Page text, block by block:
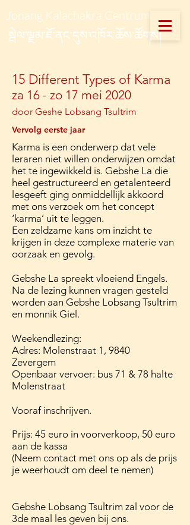
Jonang Kalachakra Centrum
སྦེལ་ལྗམ་ཇོ་ནང་དུས་འཁོར་ཆོས་ཚོགས།
15 Different Types of Karma
za 16 - zo 17 mei 2020
door Geshe Lobsang Tsultrim
Vervolg eerste jaar
Karma is een onderwerp dat vele
leraren niet willen onderwijzen omdat
het te ingewikkeld is. Gebshe La die
heel gestructureerd en getalenteerd
lesgeeft ging onmiddellijk akkoord
met ons verzoek om het concept
‘karma’ uit te leggen.
Een zeldzame kans om inzicht te
krijgen in deze complexe materie van
oorzaak en gevolg.
Gebshe La spreekt vloeiend Engels.
Na de lezing kunnen vragen gesteld
worden aan Gebshe Lobsang Tsultrim
en monnik Giel.
Weekendlezing:
Adres: Molenstraat 1, 9840
Zevergem
Openbaar vervoer: bus 71 & 78 halte
Molenstraat
Vooraf inschrijven.
Prijs: 45 euro in voorverkoop, 50 euro
aan de kassa
(Neem contact met ons op als de prijs
je weerhoudt om deel te nemen)
Gebshe Lobsang Tsultrim zal voor de
3de maal les geven bij ons.